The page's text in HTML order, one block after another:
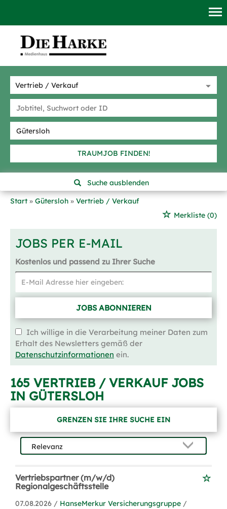
TRAUMJOB FINDEN!
Suche ausblenden
Start
Gütersloh
Vertrieb / Verkauf
Merkliste (0)
JOBS PER E-MAIL
Kostenlos und passend zu Ihrer Suche
JOBS ABONNIEREN
Ich willige in die Verarbeitung meiner Daten zum
Erhalt des Newsletters gemäß der
Datenschutzinformationen ein.
165 VERTRIEB / VERKAUF JOBS
IN GÜTERSLOH
GRENZEN SIE IHRE SUCHE EIN
Vertriebspartner (m/w/d)
Regionalgeschäftsstelle
07.08.2026 / HanseMerkur Versicherungsgruppe /